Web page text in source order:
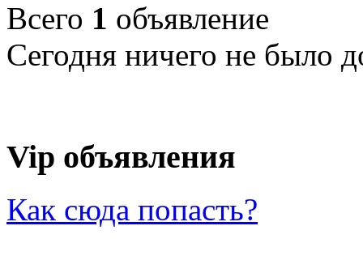
Всего 1 объявление
Сегодня ничего не было
Vip объявления
Как сюда попасть?